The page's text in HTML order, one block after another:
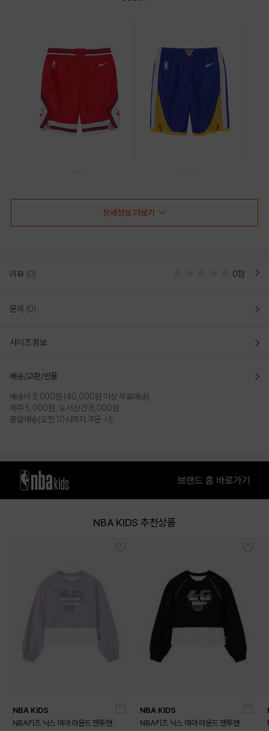
상세정보 더보기
리뷰 (0) 0점
문의 (0)
사이즈 정보
배송/교환/반품
배송비 3,000원 (40,000원 이상 무료배송)
제주 5,000원, 도서산간 8,000원
총알배송(오전 10시까지 주문 시)
NBA KIDS 추천상품
NBA KIDS
NBA키즈 닉스 여아 라운드 맨투맨
NBA KIDS
NBA키즈 닉스 여아 라운드 맨투맨